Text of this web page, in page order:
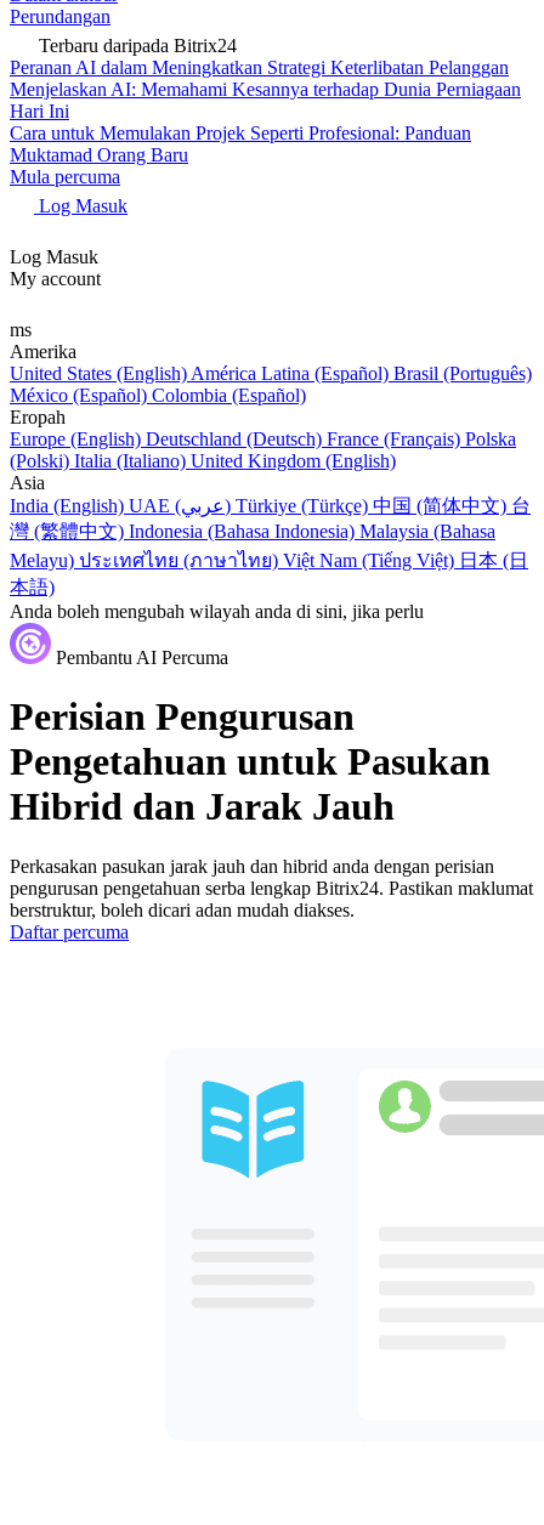
Perundangan
Terbaru daripada Bitrix24
Peranan AI dalam Meningkatkan Strategi Keterlibatan Pelanggan
Menjelaskan AI: Memahami Kesannya terhadap Dunia Perniagaan
Hari Ini
Cara untuk Memulakan Projek Seperti Profesional: Panduan
Muktamad Orang Baru
Mula percuma
Log Masuk
Log Masuk
My account
ms
Amerika
United States (English) América Latina (Español) Brasil (Português)
México (Español) Colombia (Español)
Eropah
Europe (English) Deutschland (Deutsch) France (Français) Polska
(Polski) Italia (Italiano) United Kingdom (English)
Asia
India (English)
UAE (عربي) Türkiye (Türkçe) 中国 (简体中文) 台
灣 (繁體中文) Indonesia (Bahasa Indonesia) Malaysia (Bahasa
Melayu) ประเทศไทย (ภาษาไทย) Việt Nam (Tiếng Việt) 日本 (日
本語)
Anda boleh mengubah wilayah anda di sini, jika perlu
Pembantu AI Percuma
Perisian Pengurusan
Pengetahuan untuk Pasukan
Hibrid dan Jarak Jauh
Perkasakan pasukan jarak jauh dan hibrid anda dengan perisian
pengurusan pengetahuan serba lengkap Bitrix24. Pastikan maklumat
berstruktur, boleh dicari adan mudah diakses.
Daftar percuma